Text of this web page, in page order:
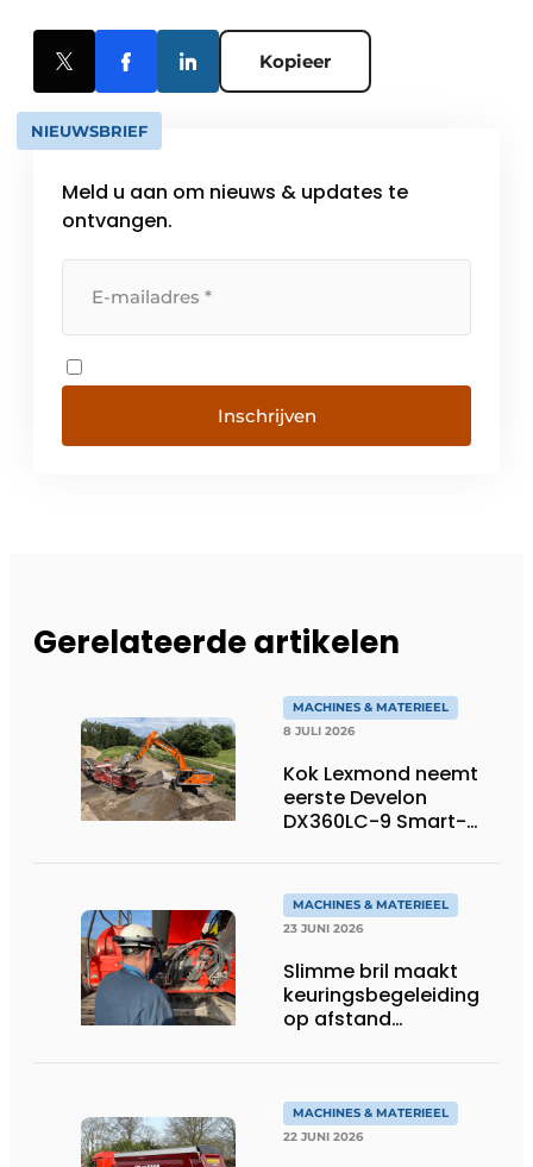
Kopieer
NIEUWSBRIEF
Meld u aan om nieuws & updates te
ontvangen.
Inschrijven
Gerelateerde artikelen
MACHINES & MATERIEEL
8 JULI 2026
Kok Lexmond neemt
eerste Develon
DX360LC-9 Smart-
MACHINES & MATERIEEL
23 JUNI 2026
Slimme bril maakt
keuringsbegeleiding
op afstand
MACHINES & MATERIEEL
22 JUNI 2026